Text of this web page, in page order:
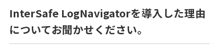
InterSafe LogNavigatorを導入した理由
についてお聞かせください。